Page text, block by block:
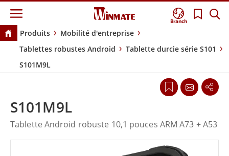
Branch
Produits
Mobilité d'entreprise
Tablettes robustes Android
Tablette durcie série S101
S101M9L
S101M9L
Tablette Android robuste 10,1 pouces ARM A73 + A53